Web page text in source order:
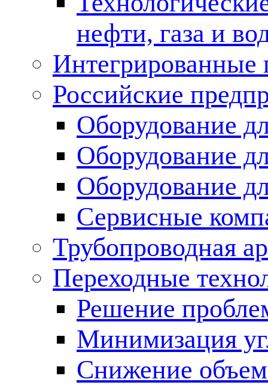
нефти, газа и
Российские
Оборудование
Оборудование
Оборудование
Сервисные
Трубопроводная
Переходные
Решение
Минимизация
Снижение